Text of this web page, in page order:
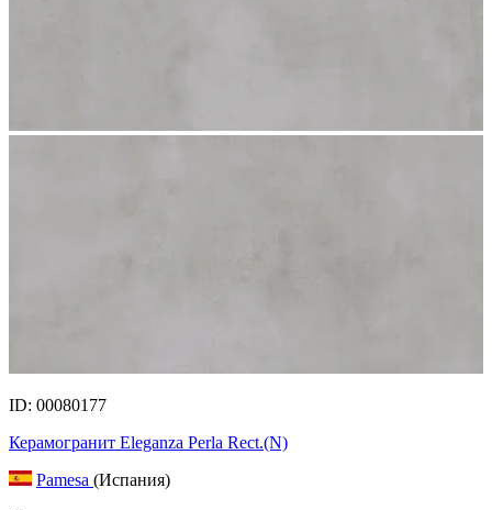
ID: 00080177
Керамогранит Eleganza Perla Rect.(N)
Pamesa (Испания)